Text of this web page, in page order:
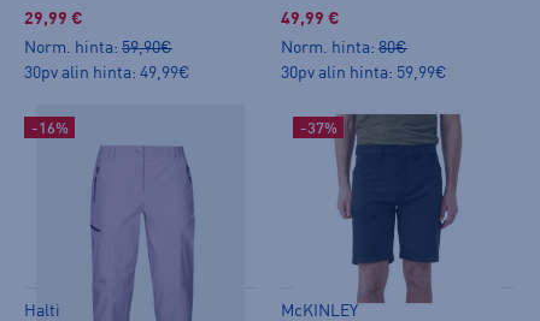
29,99 €
Norm. hinta: 59,90€
30pv alin hinta: 49,99€
49,99 €
Norm. hinta: 80€
30pv alin hinta: 59,99€
-16%
Halti
-37%
McKINLEY